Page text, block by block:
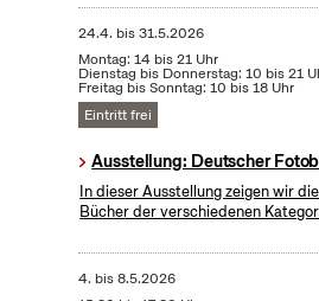
24.4. bis31.5.2026
Montag: 14 bis 21 Uhr
Dienstag bis Donnerstag: 10 bis 21
Freitag bis Sonntag: 10 bis 18 Uhr
Eintritt frei
Ausstellung: Deutscher
In dieser Ausstellung zeigen wir
Bücher der verschiedenen
4. bis8.5.2026